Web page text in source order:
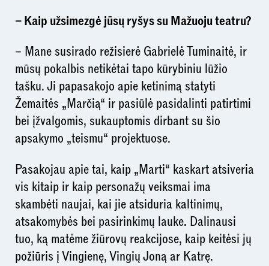
– Kaip užsimezgė jūsų ryšys su Mažuoju teatru?
– Mane susirado režisierė Gabrielė Tuminaitė, ir
mūsų pokalbis netikėtai tapo kūrybiniu lūžio
tašku. Ji papasakojo apie ketinimą statyti
Žemaitės „Marčią“ ir pasiūlė pasidalinti patirtimi
bei įžvalgomis, sukauptomis dirbant su šio
apsakymo „teismu“ projektuose.
Pasakojau apie tai, kaip „Marti“ kaskart atsiveria
vis kitaip ir kaip personažų veiksmai ima
skambėti naujai, kai jie atsiduria kaltinimų,
atsakomybės bei pasirinkimų lauke. Dalinausi
tuo, ką matėme žiūrovų reakcijose, kaip keitėsi jų
požiūris į Vingienę, Vingių Joną ar Katrę.